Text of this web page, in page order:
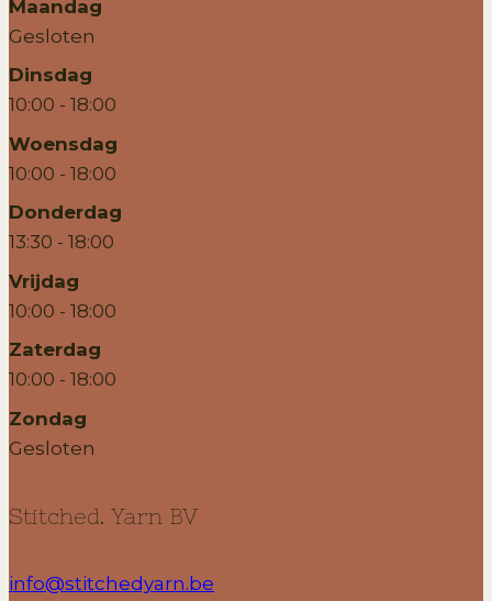
Maandag
Gesloten
Dinsdag
10:00 - 18:00
Woensdag
10:00 - 18:00
Donderdag
13:30 - 18:00
Vrijdag
10:00 - 18:00
Zaterdag
10:00 - 18:00
Zondag
Gesloten
Stitched. Yarn BV
info@stitchedyarn.be